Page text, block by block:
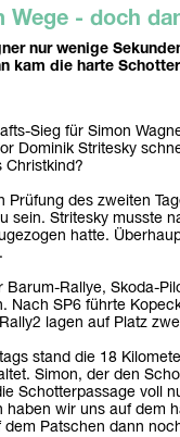
Wege - doch
nur wenige
kam die harte
Sieg für Simon
Dominik Stritesky
Christkind?
Prüfung des zweiten
sein. Stritesky musste
hatte.
Barum-Rallye, Skoda-
Nach SP6 führte
lagen auf Platz
stand die 18
Simon, der den
Schotterpassage voll
haben wir uns auf dem
Patschen dann